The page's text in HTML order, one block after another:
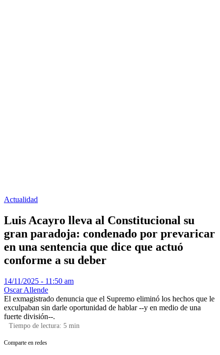
Actualidad
Luis Acayro lleva al Constitucional su
gran paradoja: condenado por prevaricar
en una sentencia que dice que actuó
conforme a su deber
14/11/2025 - 11:50 am
Oscar Allende
El exmagistrado denuncia que el Supremo eliminó los hechos que le
exculpaban sin darle oportunidad de hablar --y en medio de una
fuerte división--.
Tiempo de lectura: 5 min
Comparte en redes